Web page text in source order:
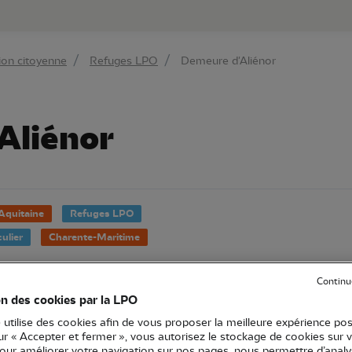
Aller à la
citoyenne Refuges LPO Demeure d'Aliénor
Refuges LPO
Charente-Maritime
en Belgique, nous avons succombé au charme
de la Gironde, que nous avons transformée en
des cookies par la LPO
utilise des cookies afin de vous proposer la meilleure expérience
« Accepter et fermer », vous autorisez le stockage de cookies sur